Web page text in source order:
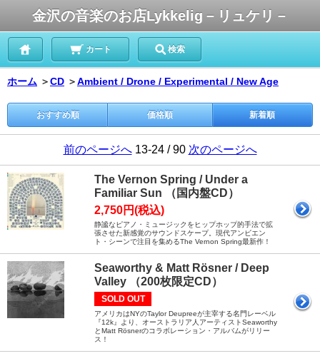
金沢の音楽のお店Lykkelig－リュケリ－
カート 検索
ホーム ＞CD ＞Ambient / Drone / Experimental / New Age
おすすめ順 価格順 新着順
前のページへ13-24 / 90 次のページへ
The Vernon Spring / Under a
Familiar Sun （国内盤CD）
2,750円(税込)
静謐なピアノ・ミュージックをヒップホップ的手法で拡
張させた新感覚のサウンドスケープ。現代アンビエン
ト・シーンで注目を集めるThe Vernon Spring最新作！
Seaworthy & Matt Rösner / Deep
Valley （200枚限定CD）
SOLD OUT
アメリカはNYのTaylor Deupreeが主宰する名門レーベル
『12k』より、オーストラリア人アーティストSeaworthy
とMatt Rösnerのコラボレーション・アルバムがリリー
ス！